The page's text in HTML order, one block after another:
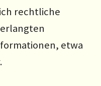
rechtliche
etwa